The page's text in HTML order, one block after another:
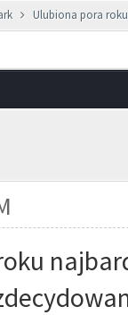
Ulubiona pora roku